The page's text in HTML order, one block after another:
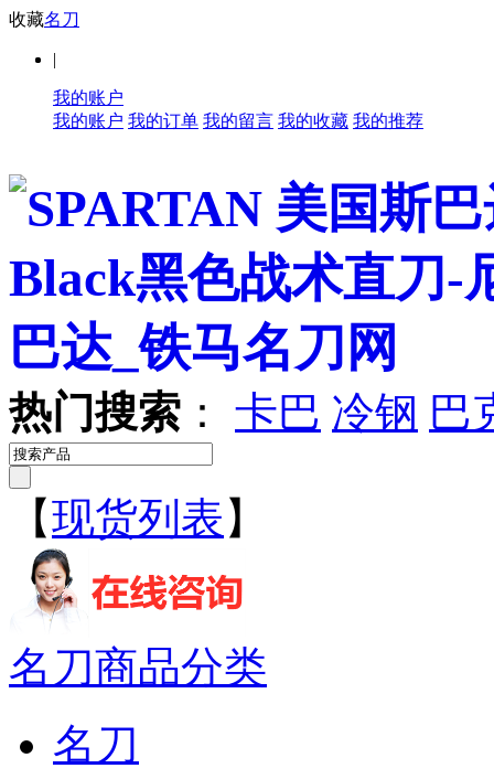
收藏名刀
|
我的账户
我的账户 我的订单 我的留言 我的收藏 我的推荐
热门搜索 ： 卡巴 冷钢 巴
【现货列表 】
名刀商品分类
名刀